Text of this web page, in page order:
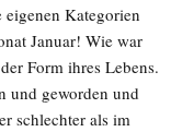
Kategorien
Januar! Wie war
Form ihres Lebens.
und geworden und
schlechter als im